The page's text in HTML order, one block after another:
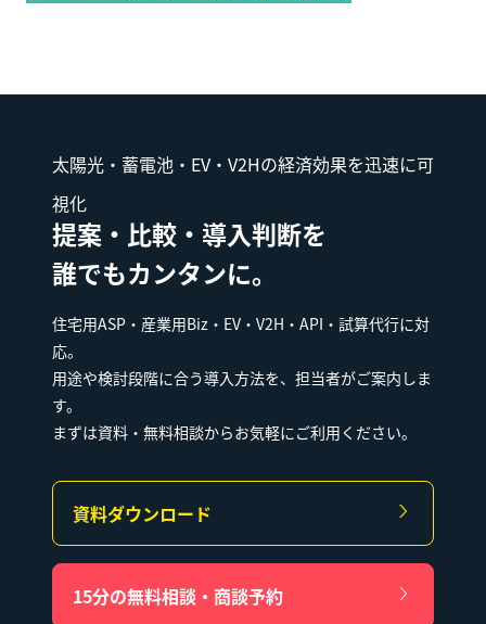
太陽光・蓄電池・EV・V2Hの経済効果を迅速に可
視化
提案・比較・導入判断を
誰でもカンタンに。
住宅用ASP・産業用Biz・EV・V2H・API・試算代行に対
応。
用途や検討段階に合う導入方法を、担当者がご案内しま
す。
まずは資料・無料相談からお気軽にご利用ください。
資料ダウンロード
15分の無料相談・商談予約